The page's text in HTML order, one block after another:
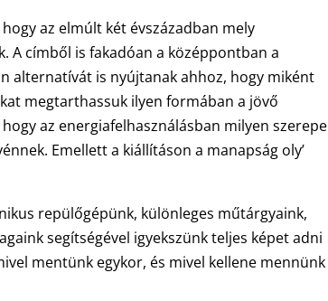
az elmúlt két évszázadban mely
A címből is fakadóan a középpontban a
alternatívát is nyújtanak ahhoz, hogy miként
megtarthassuk ilyen formában a jövő
az energiafelhasználásban milyen szerepe
Emellett a kiállításon a manapság oly’
repülőgépünk, különleges műtárgyaink,
segítségével igyekszünk teljes képet adni
mentünk egykor, és mivel kellene mennünk